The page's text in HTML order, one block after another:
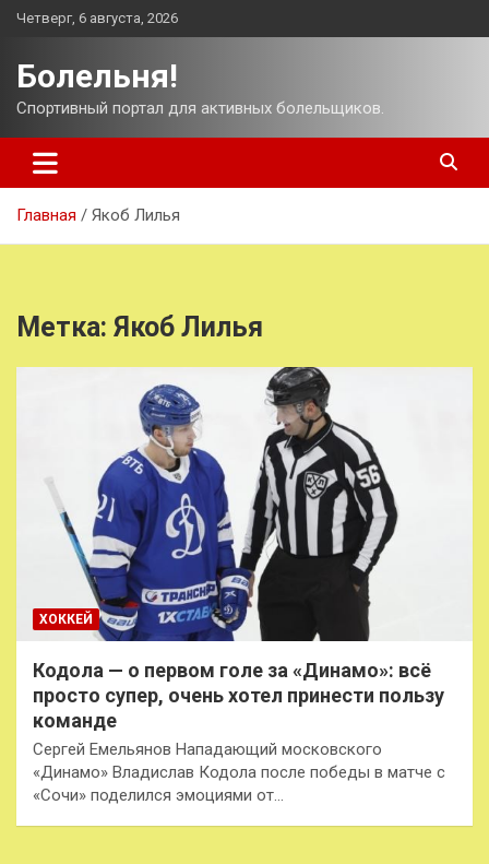
Перейти
Четверг, 6 августа, 2026
Болельня!
Спортивный портал для активных болельщиков.
Главная Якоб Лилья
Метка: Якоб Лилья
ХОККЕЙ
Кодола — о первом голе за «Динамо»: всё
просто супер, очень хотел принести пользу
команде
Сергей Емельянов Нападающий московского
«Динамо» Владислав Кодола после победы в матче с
«Сочи» поделился эмоциями от…